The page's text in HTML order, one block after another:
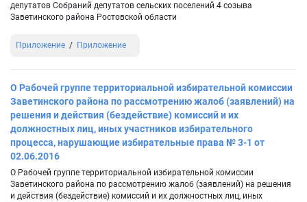
депутатов Собраний депутатов сельских поселений 4 созыва
Заветинского района Ростовской области
Приложение Приложение
О Рабочей группе территориальной избирательной комиссии
Заветинского района по рассмотрению жалоб (заявлений) на
решения и действия (бездействие) комиссий и их
должностных лиц, иных участников избирательного
процесса, нарушающие избирательные права № 3-1 от
02.06.2016
О Рабочей группе территориальной избирательной комиссии
Заветинского района по рассмотрению жалоб (заявлений) на решения
и действия (бездействие) комиссий и их должностных лиц, иных